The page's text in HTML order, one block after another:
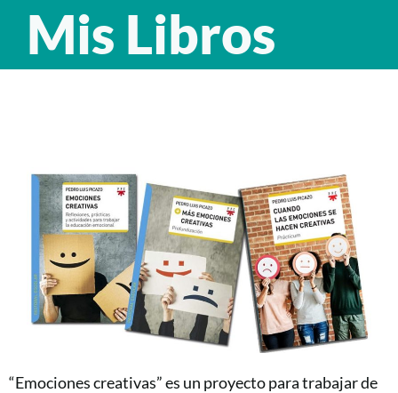
Mis Libros
“Emociones creativas” es un proyecto para trabajar de